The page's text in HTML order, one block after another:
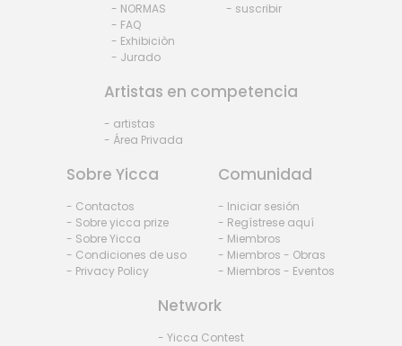
- NORMAS
- FAQ
- Exhibiciòn
- Jurado
- suscribir
Artistas en competencia
- artistas
- Área Privada
Sobre Yicca
- Contactos
- Sobre yicca prize
- Sobre Yicca
- Condiciones de uso
- Privacy Policy
Comunidad
- Iniciar sesión
- Regístrese aquí
- Miembros
- Miembros - Obras
- Miembros - Eventos
Network
- Yicca Contest